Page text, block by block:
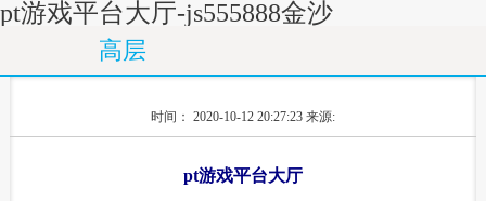
pt游戏平台大厅-js555888金沙
高层
时间： 2020-10-12 20:27:23 来源:
pt游戏平台大厅